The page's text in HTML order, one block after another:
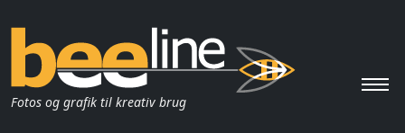
Fotos og grafik til kreativ brug